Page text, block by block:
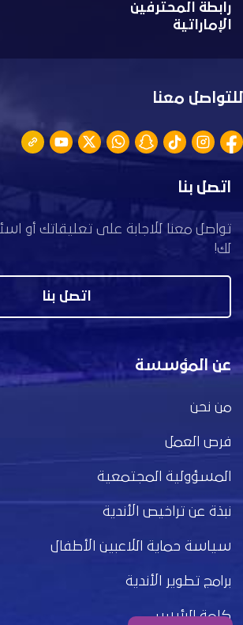
رابطة المحترفين
الإماراتية
للتواصل معنا
اتصل بنا
تواصل معنا للاجابة على تعليقاتك أو
لك!
اتصل بنا
عن المؤسسة
من نحن
فرص العمل
المسؤولية المجتمعية
نبذة عن تراخيص الأندية
سياسة حماية اللاعبين الأطفال
برامج تطوير الأندية
كلمة الرئيس